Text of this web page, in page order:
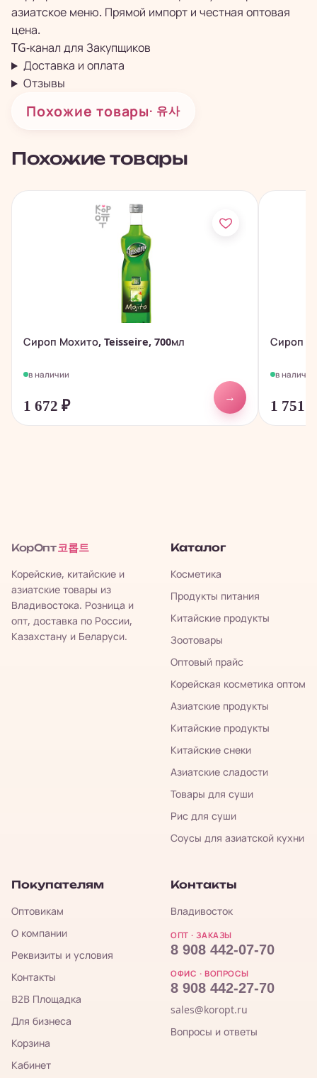
азиатское меню. Прямой импорт и честная оптовая
цена.
TG-канал для Закупщиков
Доставка и оплата
Отзывы
Похожие товары· 유사
Похожие товары
Сироп Мохито, Teisseire, 700мл
в наличии
1 672 ₽
→
Сироп
в наличии
1 751
КорОпт 코롭트
Корейские, китайские и
азиатские товары из
Владивостока. Розница и
опт, доставка по России,
Казахстану и Беларуси.
Каталог
Косметика
Продукты питания
Китайские продукты
Зоотовары
Оптовый прайс
Корейская косметика оптом
Азиатские продукты
Китайские продукты
Китайские снеки
Азиатские сладости
Товары для суши
Рис для суши
Соусы для азиатской кухни
Покупателям
Оптовикам
О компании
Реквизиты и условия
Контакты
B2B Площадка
Для бизнеса
Корзина
Кабинет
Контакты
Владивосток
ОПТ · ЗАКАЗЫ
8 908 442-07-70
ОФИС · ВОПРОСЫ
8 908 442-27-70
sales@koropt.ru
Вопросы и ответы